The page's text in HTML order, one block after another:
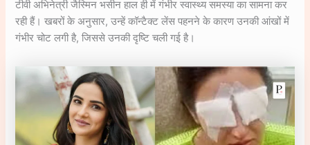
टीवी अभिनेत्री जैस्मिन भसीन हाल ही में गंभीर स्वास्थ्य समस्या का सामना कर
रही हैं। खबरों के अनुसार, उन्हें कॉन्टैक्ट लेंस पहनने के कारण उनकी आंखों में
गंभीर चोट लगी है, जिससे उनकी दृष्टि चली गई है।